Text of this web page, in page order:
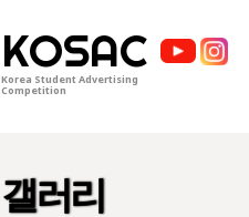
KOSAC
Korea Student Advertising
Competition
갤러리